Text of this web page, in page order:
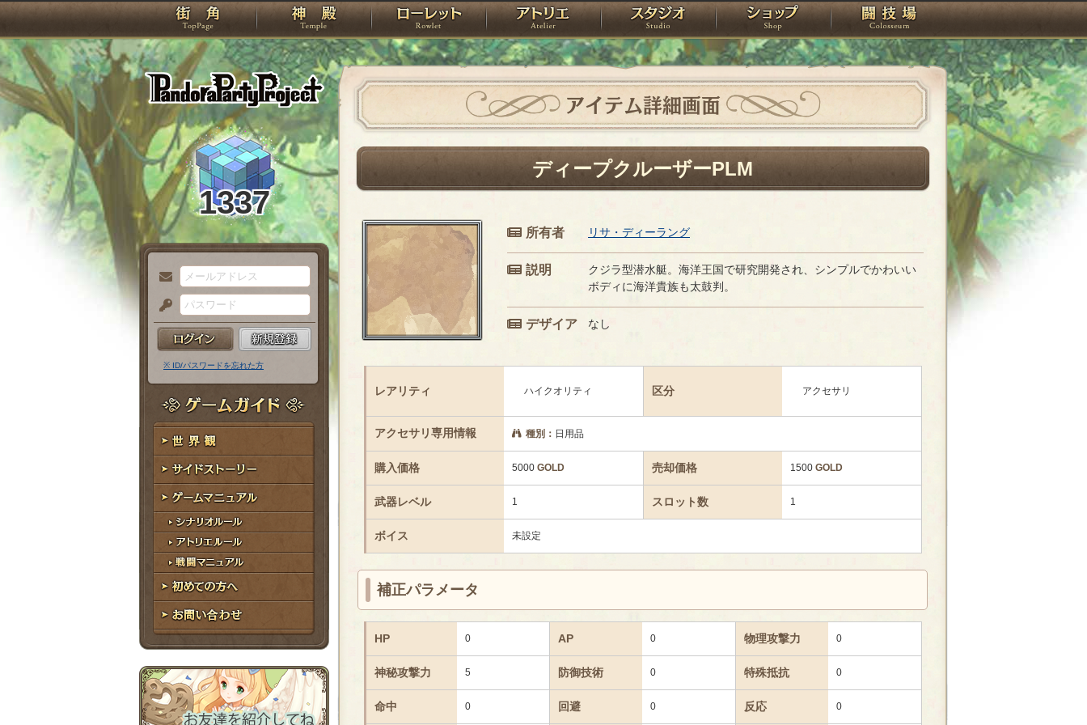
PandoraPartyProject
TOP 神殿 ローレット アトリエ スタジオ ショップ 闘技場
1337
メ
ー
ル
ア
ド
レ
ス
パ
ス
ー
ド
※ ID/パスワードを忘れた方
ゲームガイド
世界観
サイドストーリー
ゲームマニュアル
シナリオルール
アトリエルール
戦闘マニュアル
初めての方へ
お問い合わせ
アイテム詳細画面
ディープクルーザーPLM
所有者 リサ・ディーラング
説明
クジラ型潜水艇。海洋王国で研究開発され、シンプルでかわいい
ボディに海洋貴族も太鼓判。
デザイア なし
レアリティ ハイクオリティ 区分 アクセサリ
アクセサリ専用情報 種別： 日用品
購入価格 5000 GOLD 売却価格 1500 GOLD
武器レベル 1 スロット数 1
ボイス 未設定
補正パラメータ
HP 0 AP 0 物理攻撃力 0
神秘攻撃力 5 防御技術 0 特殊抵抗 0
命中 0 回避 0 反応 0